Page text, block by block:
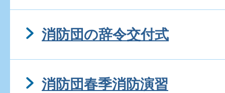
消防団の辞令交付式
消防団春季消防演習